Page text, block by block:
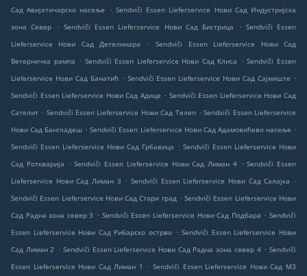
Сад Авијатичарско насеље
. Sendviči Essen Lieferservice Нови Сад Индустријска
зона Север
. Sendviči Essen Lieferservice Нови Сад Бистрица . Sendviči Essen
Lieferservice Нови Сад Детелинара
.
Sendviči Essen Lieferservice Нови Сад
Ветерничка рампа . Sendviči Essen Lieferservice Нови Сад Клиса . Sendviči Essen
Lieferservice Нови Сад Банатић . Sendviči Essen Lieferservice Нови Сад Сајмиште .
Sendviči Essen Lieferservice Нови Сад Адице . Sendviči Essen Lieferservice Нови Сад
Сателит . Sendviči Essen Lieferservice Нови Сад Телеп . Sendviči Essen Lieferservice
Нови Сад Бангладеш . Sendviči Essen Lieferservice Нови Сад Адамовићево насеље .
Sendviči Essen Lieferservice Нови Сад Грбавица . Sendviči Essen Lieferservice Нови
Сад Роткварија
. Sendviči Essen Lieferservice Нови Сад Лиман 4 . Sendviči Essen
Lieferservice Нови Сад Лиман 3 . Sendviči Essen Lieferservice Нови Сад Салајка
.
Sendviči Essen Lieferservice Нови Сад Стари град . Sendviči Essen Lieferservice Нови
Сад Радна зона север 3 . Sendviči Essen Lieferservice Нови Сад Подбара . Sendviči
Essen Lieferservice Нови Сад Рибарско острво . Sendviči Essen Lieferservice Нови
Сад Лиман 2 . Sendviči Essen Lieferservice Нови Сад Радна зона север 4 . Sendviči
Essen Lieferservice Нови Сад Лиман 1
. Sendviči Essen Lieferservice Нови Сад МЗ